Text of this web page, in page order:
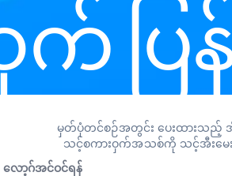
က် ပ
မှတ်ပုံတင်စဉ်အတွင်း ပေးထားသည့်
သင့်စကားဝှက်အသစ်ကို သင့်အီးမေး
လော့ဂ်အင်ဝင်ရန်